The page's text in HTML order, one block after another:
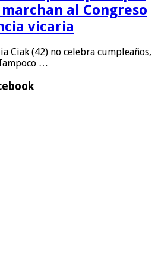
al Congreso
vicaria
Ciak (42) no celebra cumpleaños,
…